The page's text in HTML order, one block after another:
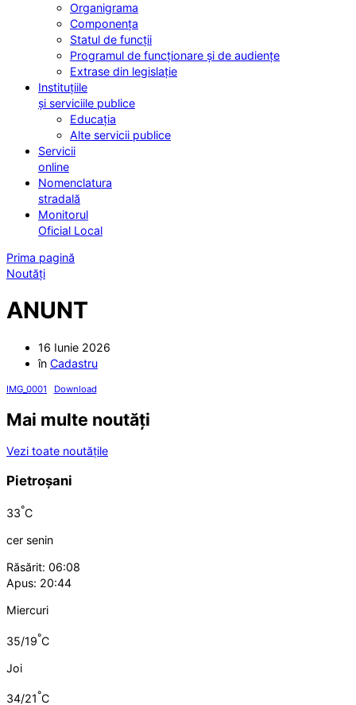
Organigrama
Componența
Statul de funcții
Programul de funcționare și de audiențe
Extrase din legislație
Instituțiile
și serviciile publice
Educația
Alte servicii publice
Servicii
online
Nomenclatura
stradală
Monitorul
Oficial Local
Prima pagină
Noutăți
ANUNT
16 Iunie 2026
în Cadastru
IMG_0001 Download
Mai multe noutăți
Vezi toate noutățile
Pietroșani
33°C
cer senin
Răsărit: 06:08
Apus: 20:44
Miercuri
35/19°C
Joi
34/21°C